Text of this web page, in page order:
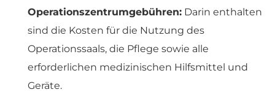
Operationszentrumgebühren: Darin enthalten
sind die Kosten für die Nutzung des
Operationssaals, die Pflege sowie alle
erforderlichen medizinischen Hilfsmittel und
Geräte.